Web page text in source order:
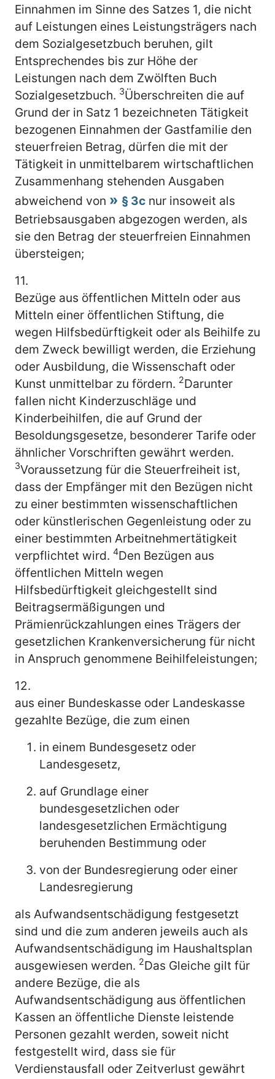
Einnahmen im Sinne des Satzes 1, die nicht
auf Leistungen eines Leistungsträgers nach
dem Sozialgesetzbuch beruhen, gilt
Entsprechendes bis zur Höhe der
Leistungen nach dem Zwölften Buch
Sozialgesetzbuch. 3Überschreiten die auf
Grund der in Satz 1 bezeichneten Tätigkeit
bezogenen Einnahmen der Gastfamilie den
steuerfreien Betrag, dürfen die mit der
Tätigkeit in unmittelbarem wirtschaftlichen
Zusammenhang stehenden Ausgaben
abweichend von
§ 3c nur insoweit als
Betriebsausgaben abgezogen werden, als
sie den Betrag der steuerfreien Einnahmen
übersteigen;
11.
Bezüge aus öffentlichen Mitteln oder aus
Mitteln einer öffentlichen Stiftung, die
wegen Hilfsbedürftigkeit oder als Beihilfe zu
dem Zweck bewilligt werden, die Erziehung
oder Ausbildung, die Wissenschaft oder
Kunst unmittelbar zu fördern. 2Darunter
fallen nicht Kinderzuschläge und
Kinderbeihilfen, die auf Grund der
Besoldungsgesetze, besonderer Tarife oder
ähnlicher Vorschriften gewährt werden.
3Voraussetzung für die Steuerfreiheit ist,
dass der Empfänger mit den Bezügen nicht
zu einer bestimmten wissenschaftlichen
oder künstlerischen Gegenleistung oder zu
einer bestimmten Arbeitnehmertätigkeit
verpflichtet wird. 4Den Bezügen aus
öffentlichen Mitteln wegen
Hilfsbedürftigkeit gleichgestellt sind
Beitragsermäßigungen und
Prämienrückzahlungen eines Trägers der
gesetzlichen Krankenversicherung für nicht
in Anspruch genommene Beihilfeleistungen;
12.
aus einer Bundeskasse oder Landeskasse
gezahlte Bezüge, die zum einen
in einem Bundesgesetz oder
Landesgesetz,
auf Grundlage einer
bundesgesetzlichen oder
landesgesetzlichen Ermächtigung
beruhenden Bestimmung oder
von der Bundesregierung oder einer
Landesregierung
als Aufwandsentschädigung festgesetzt
sind und die zum anderen jeweils auch als
Aufwandsentschädigung im Haushaltsplan
ausgewiesen werden. 2Das Gleiche gilt für
andere Bezüge, die als
Aufwandsentschädigung aus öffentlichen
Kassen an öffentliche Dienste leistende
Personen gezahlt werden, soweit nicht
festgestellt wird, dass sie für
Verdienstausfall oder Zeitverlust gewährt